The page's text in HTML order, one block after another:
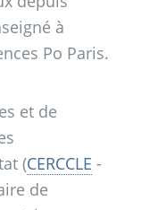
à
Po Paris.
et de
(CERCCLE -
de